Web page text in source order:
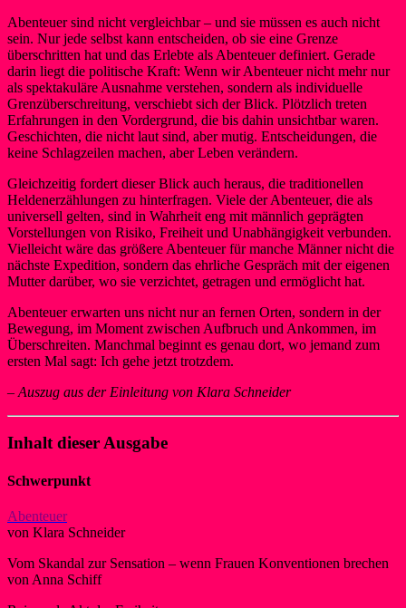
Abenteuer sind nicht vergleichbar – und sie müssen es auch nicht
sein. Nur jede selbst kann entscheiden, ob sie eine Grenze
überschritten hat und das Erlebte als Abenteuer definiert. Gerade
darin liegt die politische Kraft: Wenn wir Abenteuer nicht mehr nur
als spektakuläre Ausnahme verstehen, sondern als individuelle
Grenzüberschreitung, verschiebt sich der Blick. Plötzlich treten
Erfahrungen in den Vordergrund, die bis dahin unsichtbar waren.
Geschichten, die nicht laut sind, aber mutig. Entscheidungen, die
keine Schlagzeilen machen, aber Leben verändern.
Gleichzeitig fordert dieser Blick auch heraus, die traditionellen
Heldenerzählungen zu hinterfragen. Viele der Abenteuer, die als
universell gelten, sind in Wahrheit eng mit männlich geprägten
Vorstellungen von Risiko, Freiheit und Unabhängigkeit verbunden.
Vielleicht wäre das größere Abenteuer für manche Männer nicht die
nächste Expedition, sondern das ehrliche Gespräch mit der eigenen
Mutter darüber, wo sie verzichtet, getragen und ermöglicht hat.
Abenteuer erwarten uns nicht nur an fernen Orten, sondern in der
Bewegung, im Moment zwischen Aufbruch und Ankommen, im
Überschreiten. Manchmal beginnt es genau dort, wo jemand zum
ersten Mal sagt: Ich gehe jetzt trotzdem.
– Auszug aus der Einleitung von Klara Schneider
Inhalt dieser Ausgabe
Schwerpunkt
Abenteuer
von Klara Schneider
Vom Skandal zur Sensation – wenn Frauen Konventionen brechen
von Anna Schiff